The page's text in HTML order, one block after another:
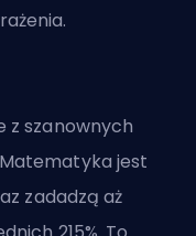
z szanownych
Matematyka jest
zadadzą aż